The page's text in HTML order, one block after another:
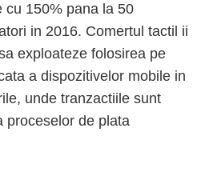
cu 150% pana la 50
in 2016. Comertul tactil ii
exploateze folosirea pe
a dispozitivelor mobile in
unde tranzactiile sunt
proceselor de plata